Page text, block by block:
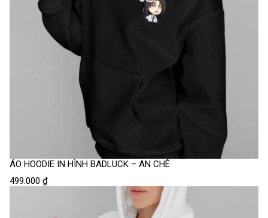
ÁO HOODIE IN HÌNH BADLUCK – AN CHÊ
499.000 ₫